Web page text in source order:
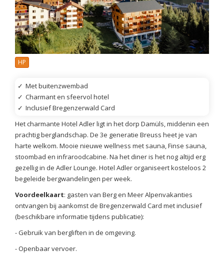
HP
✓ Met buitenzwembad
✓ Charmant en sfeervol hotel
✓ Inclusief Bregenzerwald Card
Het charmante Hotel Adler ligt in het dorp Damüls, middenin een
prachtig berglandschap. De 3e generatie Breuss heet je van
harte welkom. Mooie nieuwe wellness met sauna, Finse sauna,
stoombad en infraroodcabine. Na het diner is het nog altijd erg
gezellig in de Adler Lounge. Hotel Adler organiseert kosteloos 2
begeleide bergwandelingen per week.
Voordeelkaart: gasten van Berg en Meer Alpenvakanties
ontvangen bij aankomst de Bregenzerwald Card met inclusief
(beschikbare informatie tijdens publicatie):
- Gebruik van bergliften in de omgeving.
- Openbaar vervoer.